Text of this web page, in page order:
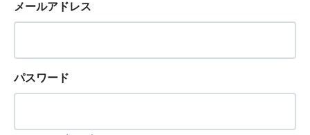
メールアドレス
パスワード